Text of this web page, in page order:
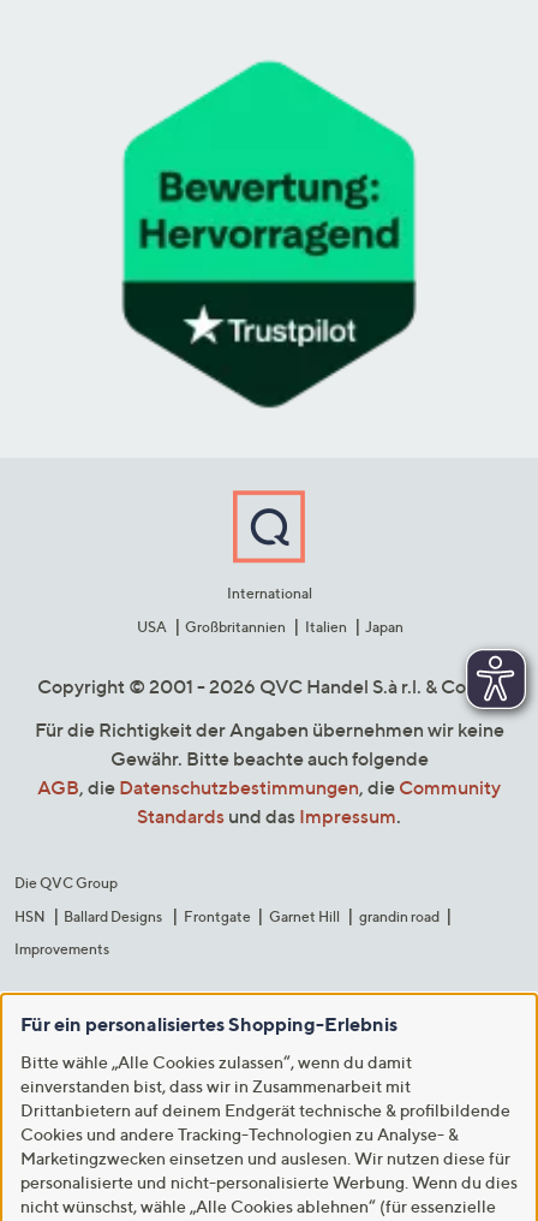
International
USA
Großbritannien Italien Japan
Copyright © 2001 - 2026 QVC Handel S.à r.l. & Co. KG
Für die Richtigkeit der Angaben übernehmen wir keine
Gewähr. Bitte beachte auch folgende
AGB, die Datenschutzbestimmungen, die Community
Standards und das Impressum.
Die QVC Group
HSN
Ballard Designs Frontgate Garnet Hill
grandin road
Improvements
Für ein personalisiertes Shopping-Erlebnis
Bitte wähle „Alle Cookies zulassen“, wenn du damit
einverstanden bist, dass wir in Zusammenarbeit mit
Drittanbietern auf deinem Endgerät technische & profilbildende
Cookies und andere Tracking-Technologien zu Analyse- &
Marketingzwecken einsetzen und auslesen. Wir nutzen diese für
personalisierte und nicht-personalisierte Werbung. Wenn du dies
nicht wünschst, wähle „Alle Cookies ablehnen“ (für essenzielle